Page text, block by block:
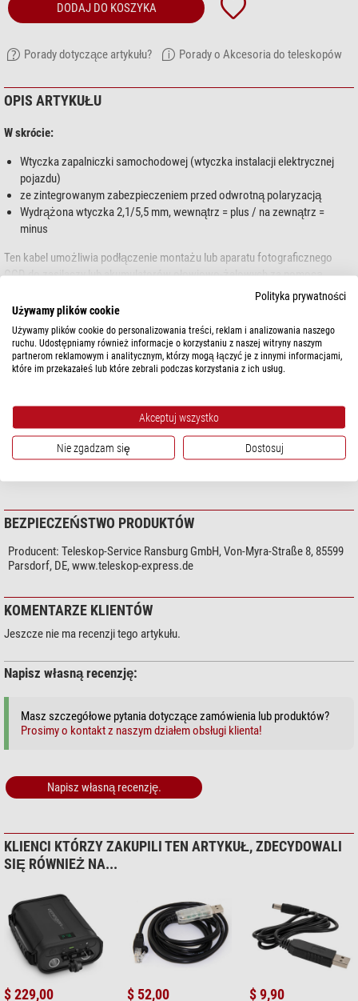
DODAJ DO KOSZYKA
Porady dotyczące artykułu? Porady o Akcesoria do teleskopów
OPIS ARTYKUŁU
W skrócie:
Wtyczka zapalniczki samochodowej (wtyczka instalacji elektrycznej
pojazdu)
ze zintegrowanym zabezpieczeniem przed odwrotną polaryzacją
Wydrążona wtyczka 2,1/5,5 mm, wewnątrz = plus / na zewnątrz =
minus
Ten kabel umożliwia podłączenie montażu lub aparatu fotograficznego
CCD do zasilaczy lub akumulatorów ołowiowo-żelowych za pomocą
Zabezpieczenie przed odwrotną polaryzacją niezawodnie chroni akcesoria
przed uszkodzeniem w wyniku przypadkowej odwrotnej polaryzacji.
Czerwony kolor jest dobrze widoczny, dzięki czemu kabel nie stwarza
zagrożenia potknięcia się.
montaże Skywatcher i Celestron z odpowiednimi gniazdami (nie AZ-EQ6
i podobne)
Aparaty fotograficzne Atik, aparaty fotograficzne ZWO ...
stosuje inne polaryzacje!
TS Optics jest marką firmy Teleskop-Service.
DANE TECHNICZNE
Ogólnie
BEZPIECZEŃSTWO PRODUKTÓW
Producent: Teleskop-Service Ransburg GmbH, Von-Myra-Straße 8, 85599
Parsdorf, DE, www.teleskop-express.de
KOMENTARZE KLIENTÓW
Jeszcze nie ma recenzji tego artykułu.
Napisz własną recenzję:
Masz szczegółowe pytania dotyczące zamówienia lub produktów?
Prosimy o kontakt z naszym działem obsługi klienta!
Napisz własną recenzję.
KLIENCI KTÓRZY ZAKUPILI TEN ARTYKUŁ, ZDECYDOWALI
SIĘ RÓWNIEŻ NA...
$ 229,00 $ 52,00 $ 9,90
Polityka prywatności
Używamy plików cookie
Używamy plików cookie do personalizowania treści, reklam i analizowania naszego
ruchu. Udostępniamy również informacje o korzystaniu z naszej witryny naszym
partnerom reklamowym i analitycznym, którzy mogą łączyć je z innymi informacjami,
które im przekazałeś lub które zebrali podczas korzystania z ich usług.
Akceptuj wszystko
Nie zgadzam się Dostosuj